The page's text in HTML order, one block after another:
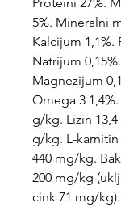
5%. Mineralni
Kalcijum 1,1%.
Natrijum
Magnezijum
Omega 3
g/kg. Lizin
g/kg. L-
440 mg/kg.
200 mg/kg
cink 71 mg/